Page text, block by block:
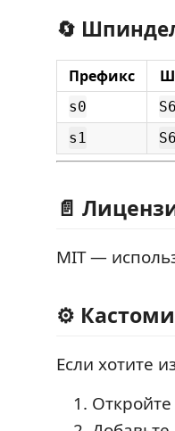
🔄
Префикс
s0
s1
📄
MIT —
⚙️
Если хотите
Откройте